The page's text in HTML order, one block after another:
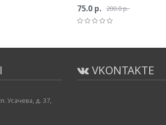
75.0 р. 200.0 р.
Усачева, д. 37,
VKONTAKTE